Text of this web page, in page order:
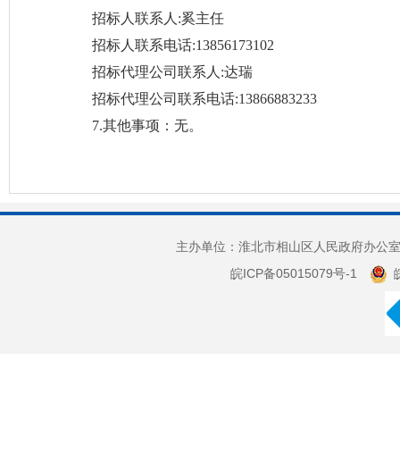
招标人联系人:奚主任
招标人联系电话:13856173102
招标代理公司联系人:达瑞
招标代理公司联系电话:13866883233
7.其他事项：无。
主办单位：淮北市相山区人民政府办
皖ICP备05015079号-1